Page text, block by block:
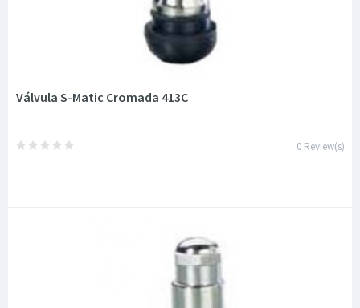
Válvula S-Matic Cromada 413C
0 Review(s)